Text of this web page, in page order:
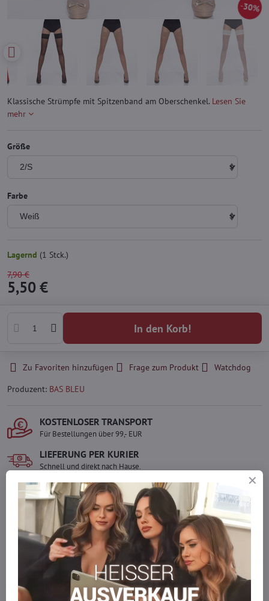
30%
Klassische Strümpfe mit Spitzenband am Oberschenkel. Lesen Sie
mehr
Größe
Farbe
Lagernd (1 Stck.)
7,90 €
5,50 €
In den Korb!
Zu Favoriten hinzufügen Frage zum Produkt
Watchdog
Produzent: BAS BLEU
KOSTENLOSER TRANSPORT
Für Bestellungen über 99,- EUR
LIEFERUNG PER KURIER
Schnell und direkt nach Hause.
SICHERE ZAHLUNGEN
Gesicherte Online-Zahlungen
Ware auf Lager
Wir versenden sofort
Werden Sie Teil von everlady
Werden Sie Teil von everlady und genießen Sie einen5 %
Mitgliedervorteilbei jedem Einkauf.
Der Vorteil wird automatisch im Warenkorb angewendet.